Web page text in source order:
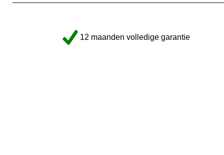
12 maanden volledige garantie